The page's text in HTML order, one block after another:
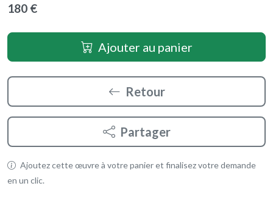
180 €
Ajouter au panier
Retour
Partager
Ajoutez cette œuvre à votre panier et finalisez votre demande
en un clic.